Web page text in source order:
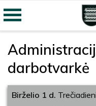
darbotvarkė
Birželio 1 d.